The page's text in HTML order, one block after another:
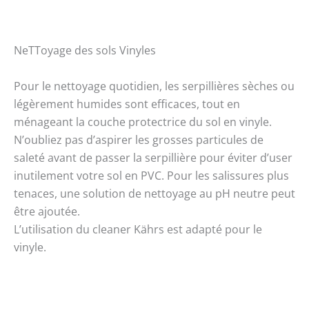
NeTToyage des sols Vinyles
Pour le nettoyage quotidien, les serpillières sèches ou
légèrement humides sont efficaces, tout en
ménageant la couche protectrice du sol en vinyle.
N’oubliez pas d’aspirer les grosses particules de
saleté avant de passer la serpillière pour éviter d’user
inutilement votre sol en PVC. Pour les salissures plus
tenaces, une solution de nettoyage au pH neutre peut
être ajoutée.
L’utilisation du cleaner Kährs est adapté pour le
vinyle.